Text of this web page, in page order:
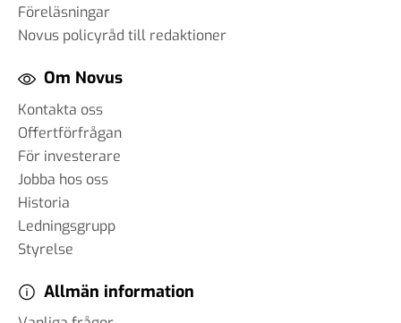
Föreläsningar
Novus policyråd till redaktioner
Om Novus
Kontakta oss
Offertförfrågan
För investerare
Jobba hos oss
Historia
Ledningsgrupp
Styrelse
Allmän information